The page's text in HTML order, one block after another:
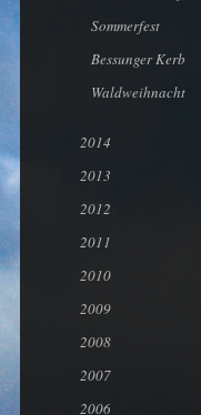
Sommerfest
Bessunger Kerb
Waldweihnacht
2014
2013
2012
2011
2010
2009
2008
2007
2006